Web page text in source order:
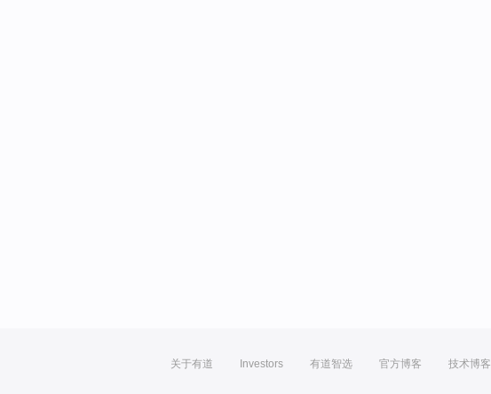
关于有道 Investors 有道智选 官方博客 技术博客